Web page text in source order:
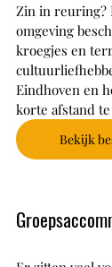
Zin in reuring?
omgeving
kroegjes en
Eindhoven en
korte afstand
Bekijk